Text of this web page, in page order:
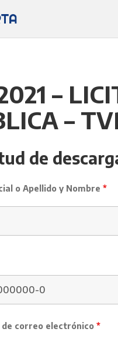
–
–
de
o Apellido y Nombre *
de correo electrónico *